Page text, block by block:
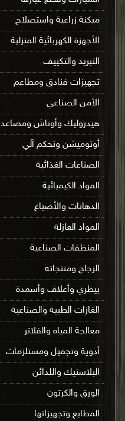
ميكنة زراعية واستصلاح
الأجهزة الكهربائية المنزلية
التبريد والتكييف
تجهيزات فنادق ومطاعم
الأمن الصناعي
هيدروليك وأوناش ومصاعد
أوتوميشن وتحكم آلي
الصناعات الغذائية
المواد الكيميائية
الدهانات والأصباغ
المواد العازلة
المنظفات الصناعية
الزجاج ومنتجاته
بيطري وأعلاف وأسمدة
الغازات الطبية والصناعية
معالجة المياه والفلاتر
أدوية وتجميل ومستلزمات
البلاستيك واللدائن
الورق والكرتون
المطابع وتجهيزاتها